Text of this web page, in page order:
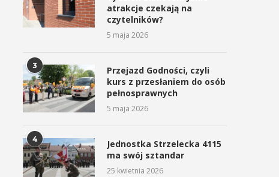
atrakcje czekają na
czytelników?
5 maja 2026
3
Przejazd Godności, czyli
kurs z przesłaniem do osób
pełnosprawnych
5 maja 2026
4
Jednostka Strzelecka 4115
ma swój sztandar
25 kwietnia 2026